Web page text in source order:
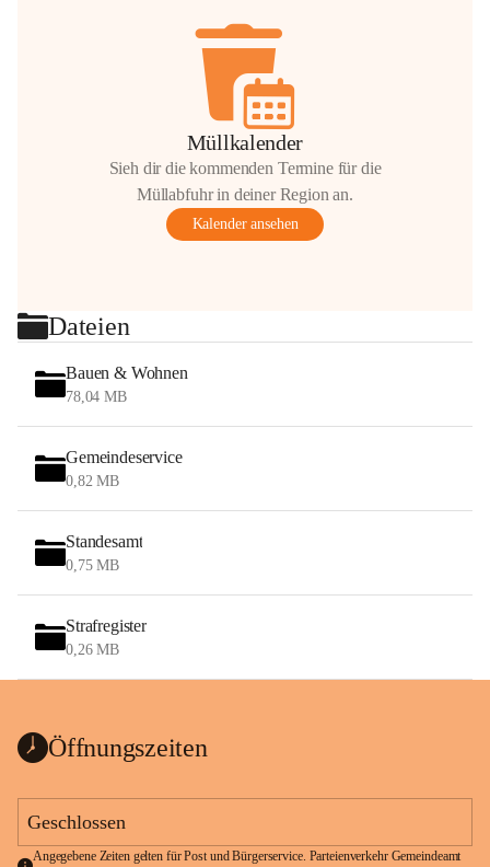
Müllkalender
Sieh dir die kommenden Termine für die
Müllabfuhr in deiner Region an.
Kalender ansehen
Dateien
Bauen & Wohnen
78,04 MB
Gemeindeservice
0,82 MB
Standesamt
0,75 MB
Strafregister
0,26 MB
Öffnungszeiten
Geschlossen
Angegebene Zeiten gelten für Post und Bürgerservice. Parteienverkehr Gemeindeamt